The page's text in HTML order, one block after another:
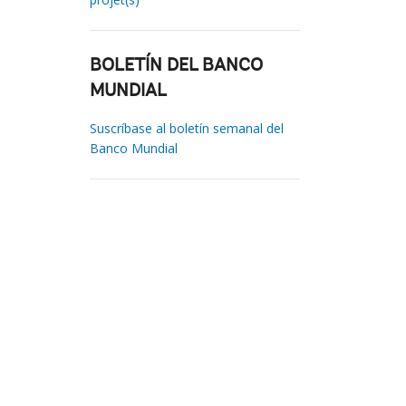
BOLETÍN DEL BANCO
MUNDIAL
Suscríbase al boletín semanal del
Banco Mundial